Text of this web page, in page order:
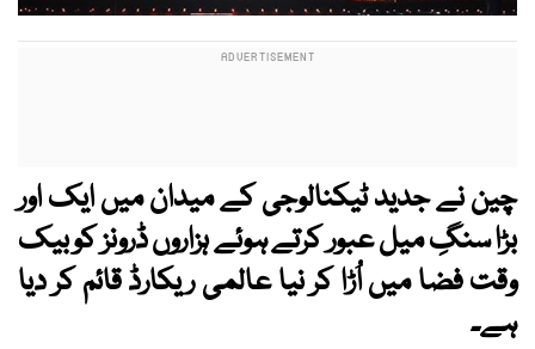
چین نے جدید ٹیکنالوجی کے میدان میں ایک اور
بڑا سنگِ میل عبور کرتے ہوئے ہزاروں ڈرونز کو بیک
وقت فضا میں اُڑا کر نیا عالمی ریکارڈ قائم کر دیا
ہے۔